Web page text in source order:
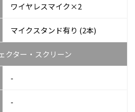
ワイヤレスマイク×2
マイクスタンド有り (2本)
クター・スクリーン
-
-